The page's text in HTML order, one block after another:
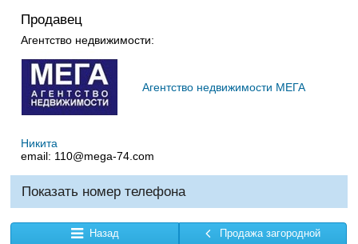
Продавец
Агентство недвижимости:
Агентство недвижимости МЕГА
Никита
email: 110@mega-74.com
Показать номер телефона
Назад Продажа загородной